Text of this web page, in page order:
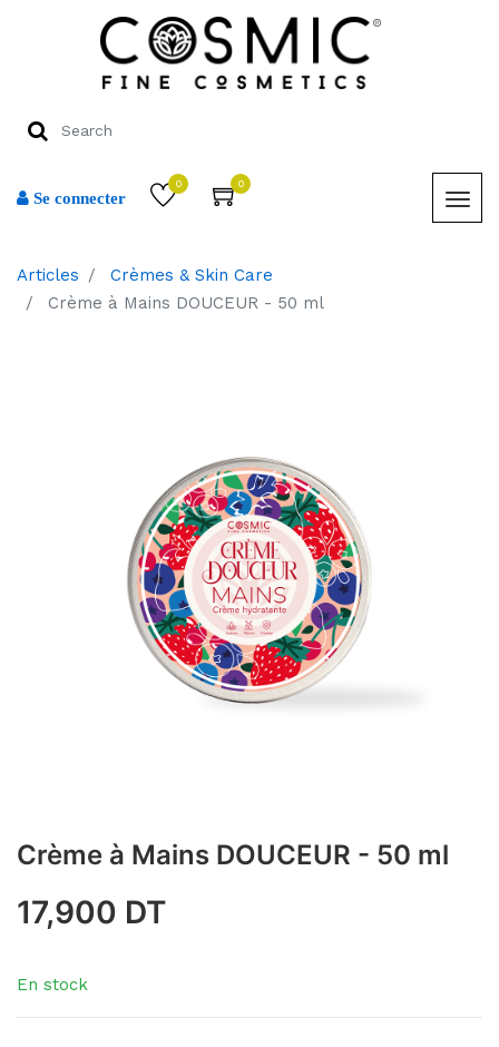
Se connecter
0 0
Articles
Crèmes & Skin Care
Crème à Mains DOUCEUR - 50 ml
Crème à Mains DOUCEUR - 50 ml
17,900 DT
En stock